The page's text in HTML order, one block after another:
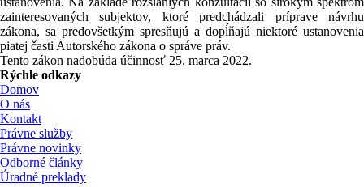
zainteresovaných subjektov, ktoré predchádzali príprave návrhu
zákona, sa predovšetkým spresňujú a dopĺňajú niektoré ustanovenia
piatej časti Autorského zákona o správe práv.
Tento zákon nadobúda účinnosť 25. marca 2022.
Rýchle odkazy
Domov
O nás
Kontakt
Právne služby
Právne novinky
Odborné články
Úradné preklady